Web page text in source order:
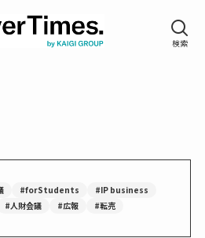
#forStudents
#IP business
#人財会議 #広報 #転売